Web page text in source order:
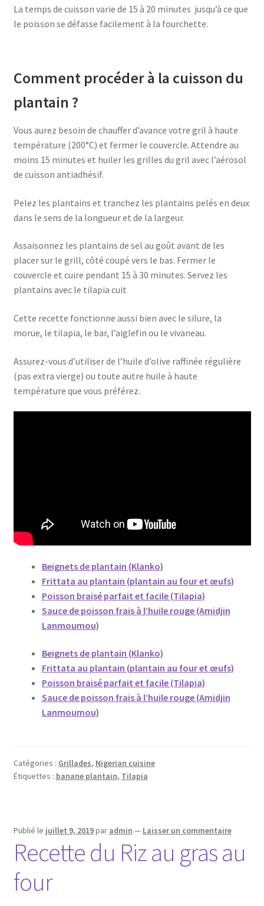
La temps de cuisson varie de 15 à 20 minutes jusqu’à ce que
le poisson se défasse facilement à la fourchette.
Comment procéder à la cuisson du
plantain ?
Vous aurez besoin de chauffer d’avance votre gril à haute
température (200°C) et fermer le couvercle. Attendre au
moins 15 minutes et huiler les grilles du gril avec l’aérosol
de cuisson antiadhésif.
Pelez les plantains et tranchez les plantains pelés en deux
dans le sens de la longueur et de la largeur.
Assaisonnez les plantains de sel au goût avant de les
placer sur le grill, côté coupé vers le bas. Fermer le
couvercle et cuire pendant 15 à 30 minutes. Servez les
plantains avec le tilapia cuit
Cette recette fonctionne aussi bien avec le silure, la
morue, le tilapia, le bar, l’aiglefin ou le vivaneau.
Assurez-vous d’utiliser de l’huile d’olive raffinée régulière
(pas extra vierge) ou toute autre huile à haute
température que vous préférez.
Beignets de plantain (Klanko)
Frittata au plantain (plantain au four et œufs)
Poisson braisé parfait et facile (Tilapia)
Sauce de poisson frais à l’huile rouge (Amidjin
Lanmoumou)
Beignets de plantain (Klanko)
Frittata au plantain (plantain au four et œufs)
Poisson braisé parfait et facile (Tilapia)
Sauce de poisson frais à l’huile rouge (Amidjin
Lanmoumou)
Catégories : Grillades, Nigerian cuisine
Étiquettes : banane plantain, Tilapia
Publié le juillet 9, 2019par admin — Laisser un commentaire
Recette du Riz au gras au
four